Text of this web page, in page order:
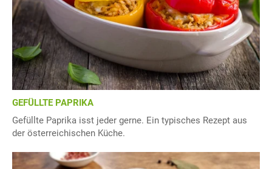
GEFÜLLTE PAPRIKA
Gefüllte Paprika isst jeder gerne. Ein typisches Rezept aus
der österreichischen Küche.